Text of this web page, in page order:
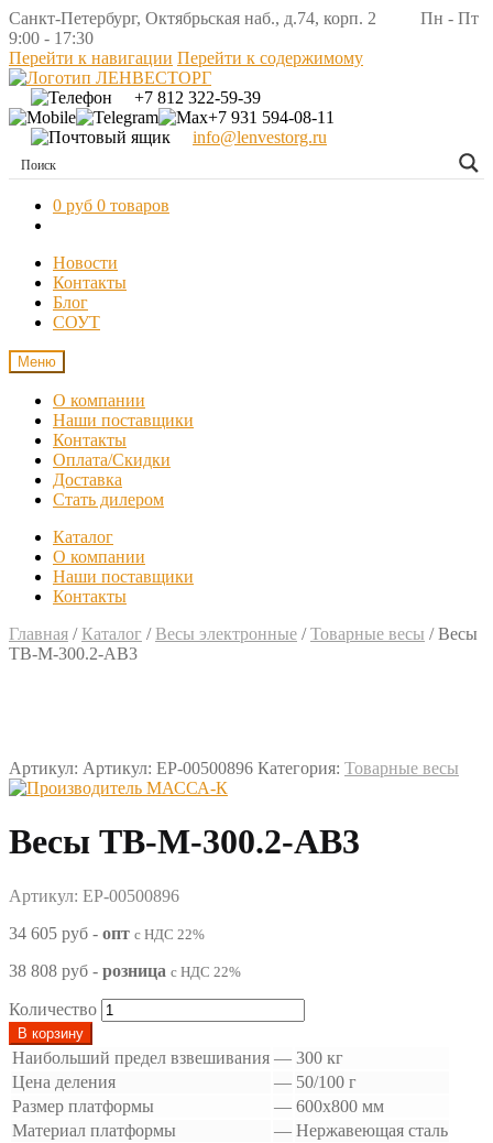
Санкт-Петербург, Октябрьская наб., д.74, корп. 2 Пн - Пт
9:00 - 17:30
Перейти к навигации Перейти к содержимому
+7 812 322-59-39
+7 931 594-08-11
info@lenvestorg.ru
0 руб 0 товаров
Новости
Контакты
Блог
СОУТ
Меню
О компании
Наши поставщики
Контакты
Оплата/Скидки
Доставка
Стать дилером
Каталог
О компании
Наши поставщики
Контакты
Главная / Каталог / Весы электронные /Товарные весы /Весы
TB-M-300.2-AB3
Артикул: Артикул: EP-00500896 Категория: Товарные весы
Весы TB-M-300.2-AB3
Артикул: EP-00500896
34 605 руб - опт с НДС 22%
38 808 руб - розница с НДС 22%
Количество
В корзину
Наибольший предел взвешивания — 300 кг
Цена деления
— 50/100 г
Размер платформы
— 600x800 мм
Материал платформы
— Нержавеющая сталь